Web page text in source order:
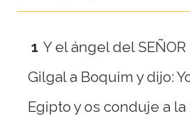
1 Y el ángel del
Gilgal a Boquim y dijo:
Egipto y os conduje a